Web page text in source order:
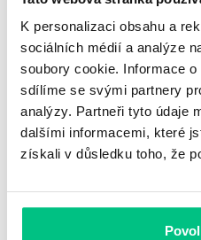
K personalizaci obsahu a
sociálních médií a analýze
soubory cookie. Informace
sdílíme se svými partnery
analýzy. Partneři tyto údaje
dalšími informacemi, které
získali v důsledku toho, že
Počítejte s tím, že se banky
Započítány budou pouze ty
účtech, které jednoznačně
činností. Uznány nebudou
účet bez doložené fakturace,
vlastního účtu podnikatele